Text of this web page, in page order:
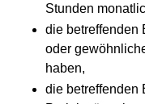
Stunden
die betreffenden
oder
haben,
die betreffenden